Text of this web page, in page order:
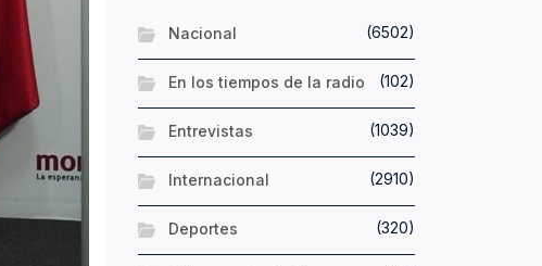
Nacional (6502)
En los tiempos de la radio (102)
Entrevistas (1039)
Internacional (2910)
Deportes (320)